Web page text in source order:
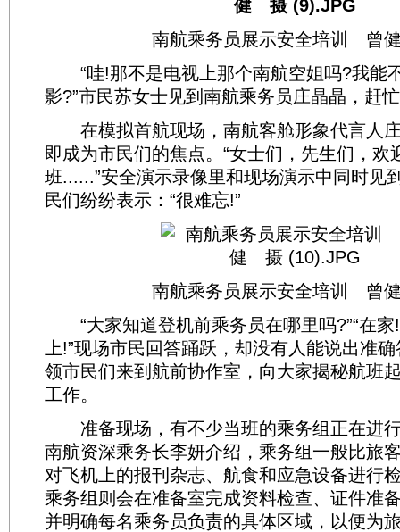
南航乘务员展示安全培训 曾
“哇!那不是电视上那个南航空姐吗?我能
影?”市民苏女士见到南航乘务员庄晶晶，赶
在模拟首航现场，南航客舱形象代言人
即成为市民们的焦点。“女士们，先生们，欢
班......”安全演示录像里和现场演示中同时见
民们纷纷表示：“很难忘!”
南航乘务员展示安全培训 曾
“大家知道登机前乘务员在哪里吗?”“在家
上!”现场市民回答踊跃，却没有人能说出准
领市民们来到航前协作室，向大家揭秘航班
工作。
准备现场，有不少当班的乘务组正在进
南航资深乘务长李妍介绍，乘务组一般比旅
对飞机上的报刊杂志、航食和应急设备进行
乘务组则会在准备室完成资料检查、证件准
并明确每名乘务员负责的具体区域，以便为